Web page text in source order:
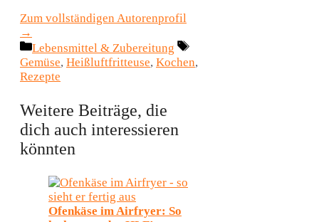
Zum vollständigen Autorenprofil
→
Kategorien
Lebensmittel & Zubereitung
Schlagwörter
Gemüse, Heißluftfritteuse, Kochen,
Rezepte
Weitere Beiträge, die
dich auch interessieren
könnten
Ofenkäse im Airfryer: So